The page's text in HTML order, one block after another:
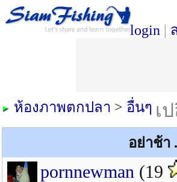
login |
เ
ห้องภาพตกปลา > อื่นๆ
อย่าช้า
pornnewman (19